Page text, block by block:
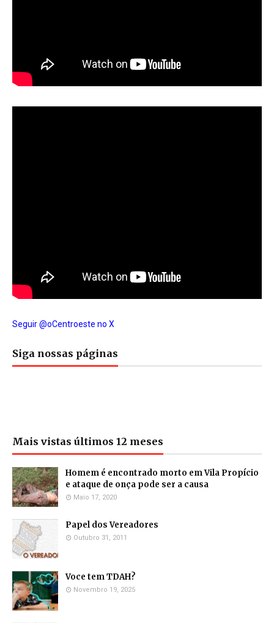
Seguir @oCentroeste no X
Siga nossas páginas
Mais vistas últimos 12 meses
Homem é encontrado morto em Vila Propício
e ataque de onça pode ser a causa
Maio 17, 2020
Papel dos Vereadores
Outubro 31, 2011
Voce tem TDAH?
Novembro 19, 2025